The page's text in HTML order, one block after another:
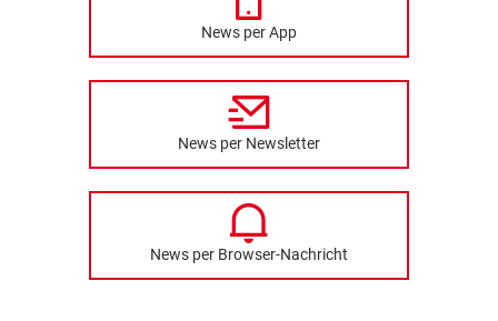
News per App
News per Newsletter
News per Browser-Nachricht